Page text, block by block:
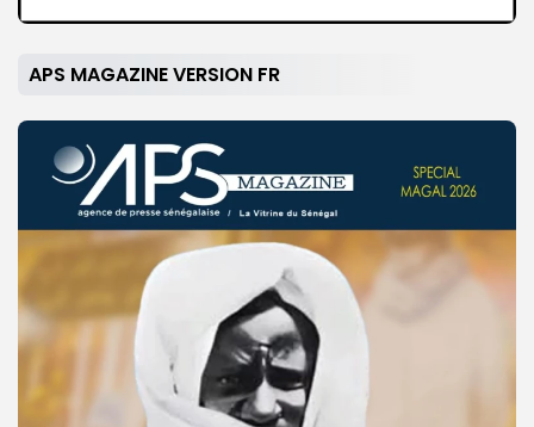
APS MAGAZINE VERSION FR